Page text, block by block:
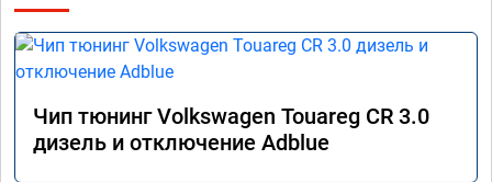
Чип тюнинг Volkswagen Touareg CR 3.0
дизель и отключение Adblue